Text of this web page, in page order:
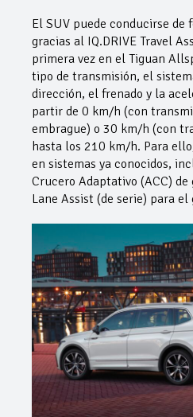
El SUV puede conducirse de
gracias al IQ.DRIVE Travel
primera vez en el Tiguan
tipo de transmisión, el
dirección, el frenado y la
partir de 0 km/h (con
embrague) o 30 km/h (con
hasta los 210 km/h. Para
en sistemas ya conocidos,
Crucero Adaptativo (ACC)
Lane Assist (de serie) para